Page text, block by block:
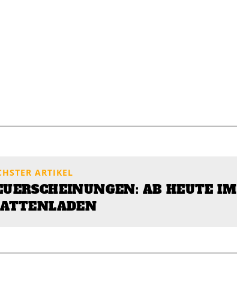
ARTIKEL
AB HEUTE IM